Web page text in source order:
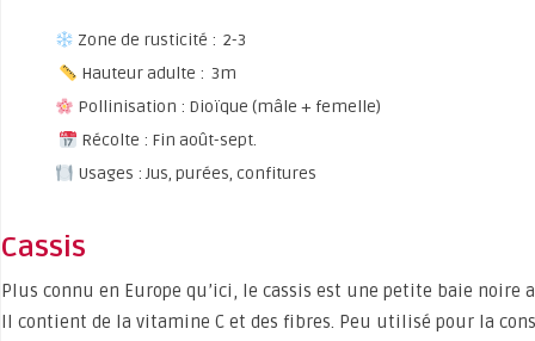
Zone de rusticité : 2-3
Hauteur adulte : 3m
Pollinisation : Dioïque (mâle + femelle)
Récolte : Fin août-sept.
Usages : Jus, purées, confitures
Cassis
Plus connu en Europe qu’ici, le cassis est une petite baie
Il contient de la vitamine C et des fibres. Peu utilisé pour la